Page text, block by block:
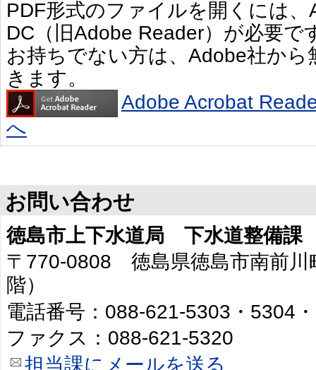
PDF形式のファイルを開くには
DC（旧Adobe Reader）が必要で
お持ちでない方は、Adobe社か
きます。
Adobe Acrobat
へ
お問い合わせ
徳島市上下水道局 下水道整備課
〒770-0808 徳島県徳島市南前川
階）
電話番号：088-621-5303・5304
ファクス：088-621-5320
担当課にメールを送る